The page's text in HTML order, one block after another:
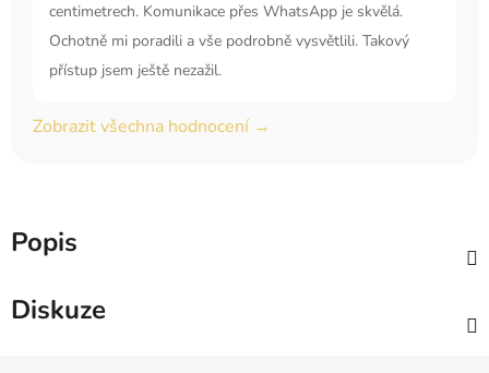
centimetrech. Komunikace přes WhatsApp je skvělá.
Ochotně mi poradili a vše podrobně vysvětlili. Takový
přístup jsem ještě nezažil.
Zobrazit všechna hodnocení →
Popis
Diskuze